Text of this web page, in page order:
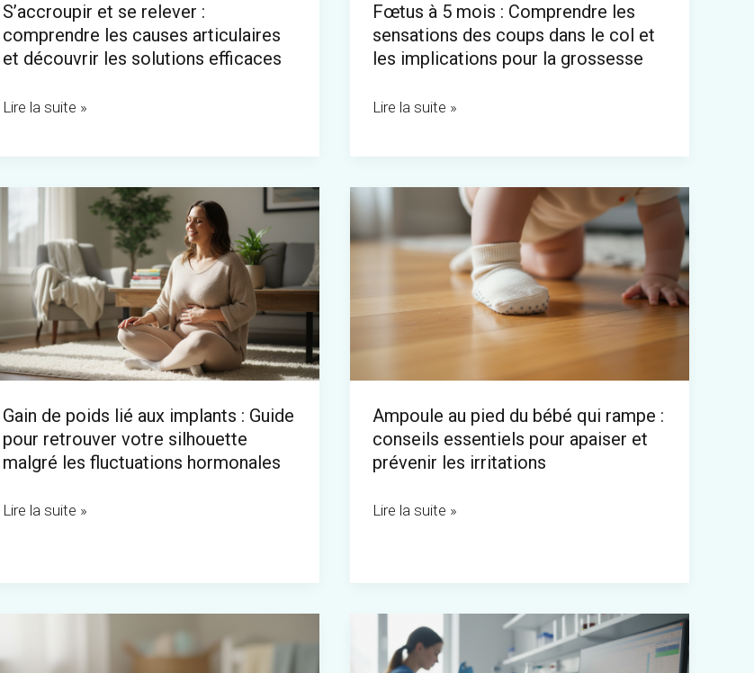
S’accroupir et se relever :
comprendre les causes articulaires
et découvrir les solutions efficaces
articulaires
et
les
efficaces
Lire la suite »
Fœtus à 5 mois : Comprendre les
sensations des coups dans le col et
les implications pour la grossesse
des
coups
le
et
les
implications
pour
grossesse
Lire la suite »
Gain de poids lié aux implants : Guide
pour retrouver votre silhouette
malgré les fluctuations hormonales
poids
lié
implants
:
pour
retrouver
votre
silhouette
hormonales
Lire la suite »
Ampoule au pied du bébé qui rampe :
conseils essentiels pour apaiser et
prévenir les irritations
Ampoule
au
bébé
conseils
essentiels
pour
apaiser
irritations
Lire la suite »
bébé
Cortisone